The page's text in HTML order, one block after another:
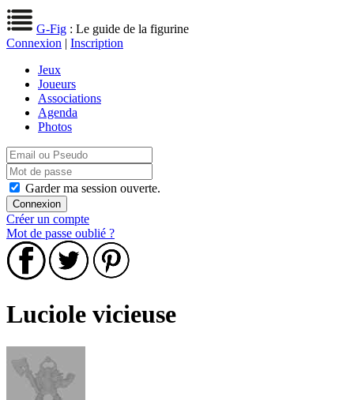
G-Fig : Le guide de la figurine
Connexion | Inscription
Jeux
Joueurs
Associations
Agenda
Photos
Garder ma session ouverte.
Créer un compte
Mot de passe oublié ?
Luciole vicieuse